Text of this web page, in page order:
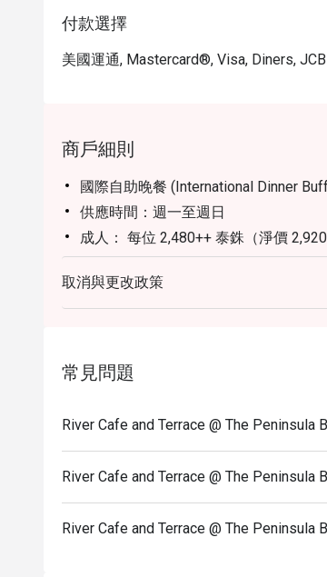
付款選擇
美國運通, Mastercard®, Visa, Diners, JCB
商戶細則
國際自助晚餐 (International Dinner
供應時間：週一至週日
成人： 每位 2,480++ 泰銖（淨價 2,920
兒童 (6-11 歲)： 每位 1,240++ 泰銖（
精選亮點：
冰鎮海鮮： 花蟹、青口貝、虎蝦、生
現切餐台： 戰斧牛排、煙燻豬肩肉、
每日輪換菜色： 威靈頓鮭魚、鹽烤安
所有價格均以泰銖計算，且不含增值
取消與更改政策
常見問題
River Cafe and Terrace @ The Peninsula
River Cafe and Terrace @ The Peninsula
River Cafe and Terrace @ The Peninsula